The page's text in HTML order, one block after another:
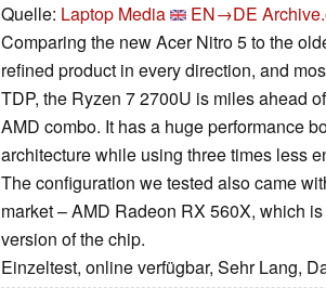
Quelle: Laptop Media EN→DE
Comparing the new Acer Nitro 5 to the
refined product in every direction, and
TDP, the Ryzen 7 2700U is miles ahead
AMD combo. It has a huge performance
architecture while using three times less
The configuration we tested also came
market – AMD Radeon RX 560X, which
version of the chip.
Einzeltest, online verfügbar, Sehr Lang,